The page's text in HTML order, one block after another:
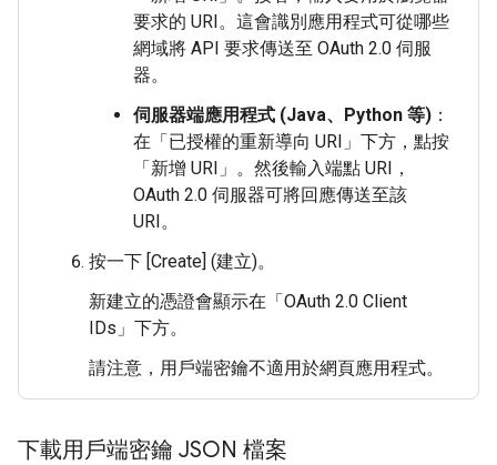
要求的 URI。這會識別應用程式可從哪些
網域將 API 要求傳送至 OAuth 2.0 伺服
器。
伺服器端應用程式 (Java、Python 等) ：
在「已授權的重新導向 URI」 下方，點按
「新增 URI」 。然後輸入端點 URI，
OAuth 2.0 伺服器可將回應傳送至該
URI。
按一下 [Create] (建立)。
新建立的憑證會顯示在「OAuth 2.0 Client
IDs」 下方。
請注意，用戶端密鑰不適用於網頁應用程式。
下載用戶端密鑰 JSON 檔案